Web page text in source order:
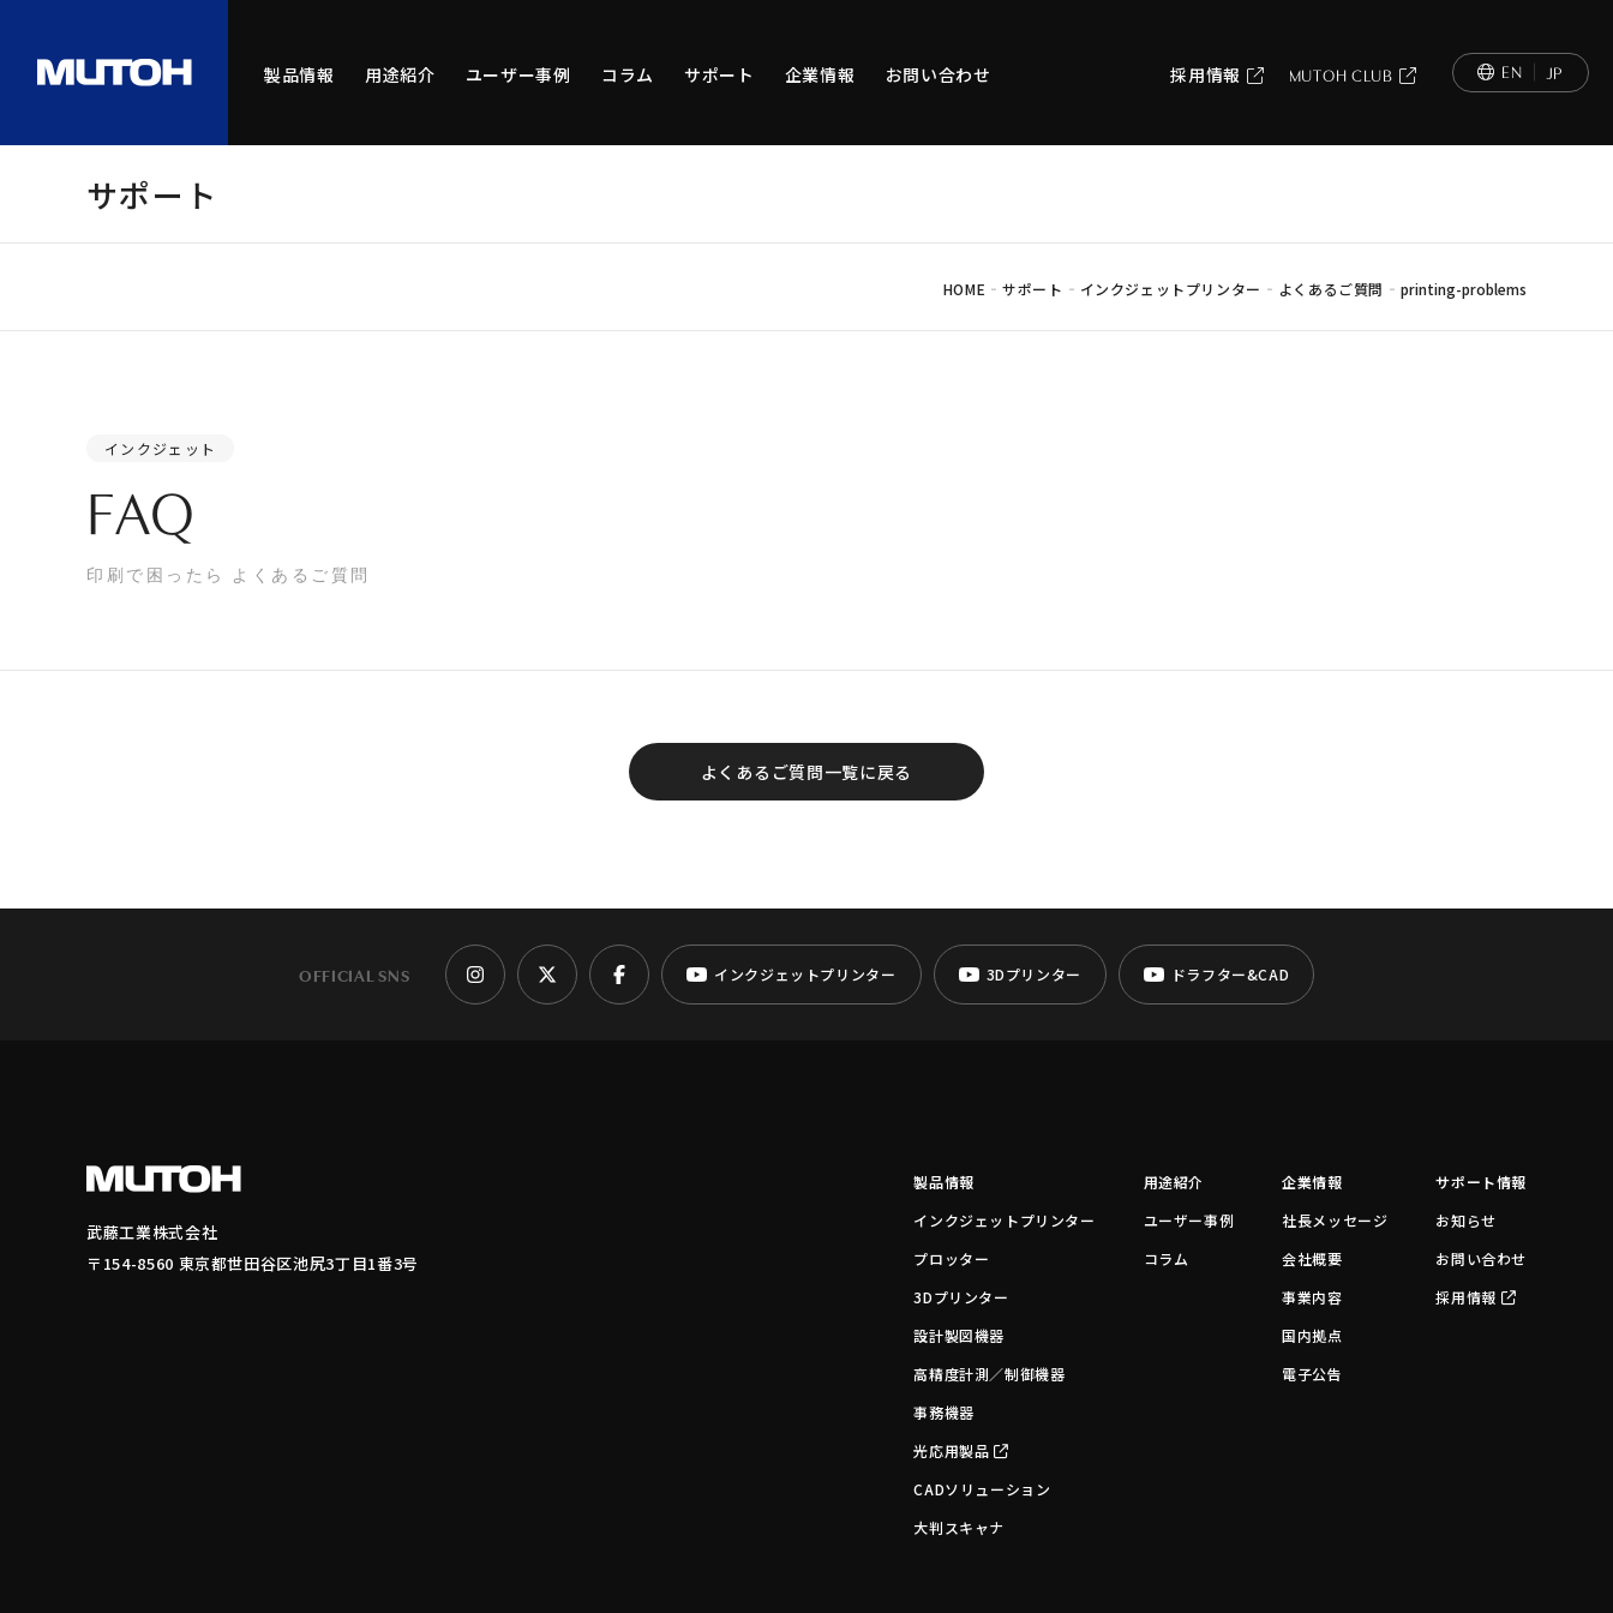
製品情報 用途紹介 ユーザー事例 コラム サポート 企業情報 お問い合わせ 採用情報 MUTOH CLUB EN JP
サポート
HOME -サポート - インクジェットプリンター - よくあるご質問 - printing-problems
インクジェット
FAQ
印刷で困ったら よくあるご質問
よくあるご質問一覧に戻る
OFFICIAL SNS インクジェットプリンター 3Dプリンター ドラフター&CAD
武藤工業株式会社
〒154-8560 東京都世田谷区池尻3丁目1番3号
製品情報
インクジェットプリンター
プロッター
3Dプリンター
設計製図機器
高精度計測／制御機器
事務機器
光応用製品
CADソリューション
大判スキャナ
用途紹介
ユーザー事例
コラム
企業情報
社長メッセージ
会社概要
事業内容
国内拠点
電子公告
サポート情報
お知らせ
お問い合わせ
採用情報